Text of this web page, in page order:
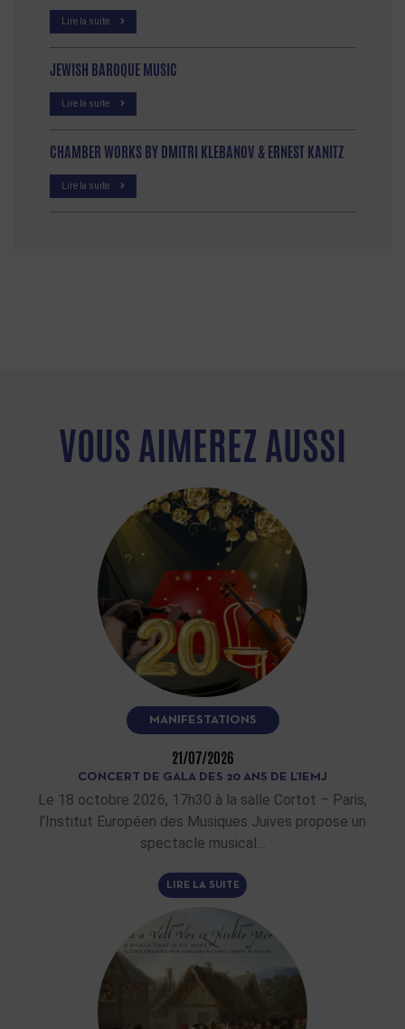
Lire la suite
JEWISH BAROQUE MUSIC
Lire la suite
CHAMBER WORKS BY DMITRI KLEBANOV & ERNEST KANITZ
Lire la suite
VOUS AIMEREZ AUSSI
MANIFESTATIONS
21/07/2026
CONCERT DE GALA DES 20 ANS DE L’IEMJ
Le 18 octobre 2026, 17h30 à la salle Cortot – Paris,
l’Institut Européen des Musiques Juives propose un
spectacle musical…
LIRE LA SUITE